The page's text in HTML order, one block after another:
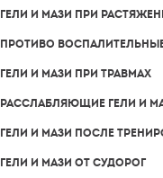
Гели и мази при
Противо
Гели и мази при травмах
Расслабляющие гели и
Гели и мази после
Гели и мази от судорог